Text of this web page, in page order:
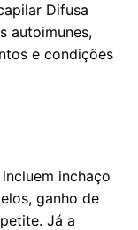
Difusa
autoimunes,
e condições
inchaço
ganho de
Já a